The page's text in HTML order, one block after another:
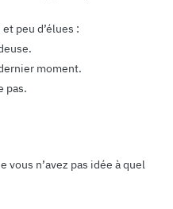
peu d’élues :
moment.
pas.
vous n’avez pas idée à quel